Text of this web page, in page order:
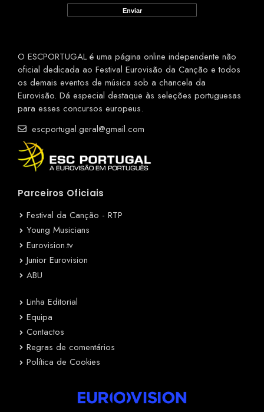
O ESCPORTUGAL é uma página online independente não
oficial dedicada ao Festival Eurovisão da Canção e todos
os demais eventos de música sob a chancela da
Eurovisão. Dá especial destaque às seleções portuguesas
para esses concursos europeus.
escportugal.geral@gmail.com
Parceiros Oficiais
Festival da Canção - RTP
Young Musicians
Eurovision.tv
Junior Eurovision
ABU
Linha Editorial
Equipa
Contactos
Regras de comentários
Política de Cookies